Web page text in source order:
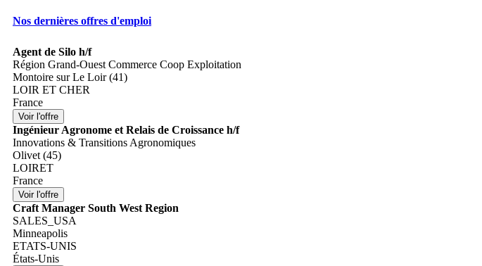
Nos dernières offres d'emploi
Agent de Silo h/f
Région Grand-Ouest Commerce Coop Exploitation
Montoire sur Le Loir (41)
LOIR ET CHER
France
Ingénieur Agronome et Relais de Croissance h/f
Innovations & Transitions Agronomiques
Olivet (45)
LOIRET
France
Craft Manager South West Region
SALES_USA
Minneapolis
ETATS-UNIS
États-Unis